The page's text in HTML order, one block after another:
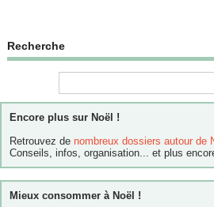
Recherche
Encore plus sur Noël !
Retrouvez de nombreux dossiers autour de
Conseils, infos, organisation... et plus
Mieux consommer à Noël !